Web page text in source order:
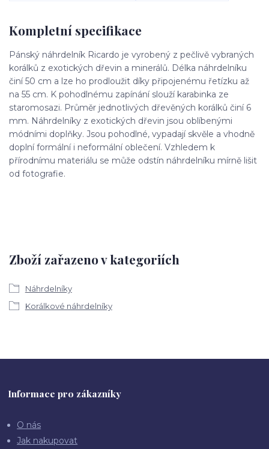
Kompletní specifikace
Pánský náhrdelník Ricardo je vyrobený z pečlivě vybraných
korálků z exotických dřevin a minerálů. Délka náhrdelníku
činí 50 cm a lze ho prodloužit díky připojenému řetízku až
na 55 cm. K pohodlnému zapínání slouží karabinka ze
staromosazi. Průměr jednotlivých dřevěných korálků činí 6
mm. Náhrdelníky z exotických dřevin jsou oblíbenými
módními doplňky. Jsou pohodlné, vypadají skvěle a vhodně
doplní formální i neformální oblečení. Vzhledem k
přírodnímu materiálu se může odstín náhrdelníku mírně lišit
od fotografie.
Zboží zařazeno v kategoriích
Náhrdelníky
Korálkové náhrdelníky
Informace pro zákazníky
O nás
Jak nakupovat